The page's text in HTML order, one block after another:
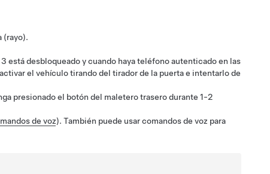
(rayo).
está desbloqueado y cuando hayateléfono autenticadoen las
el vehículo tirando del tirador de la puerta e intentarlo de
presionado el botón del maletero trasero durante 1-2
de voz). También puede usar comandos de voz para